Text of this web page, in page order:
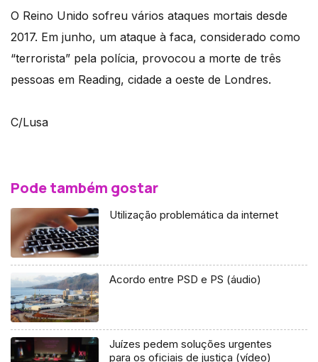
O Reino Unido sofreu vários ataques mortais desde
2017. Em junho, um ataque à faca, considerado como
“terrorista” pela polícia, provocou a morte de três
pessoas em Reading, cidade a oeste de Londres.
C/Lusa
Pode também gostar
Utilização problemática da internet
Acordo entre PSD e PS (áudio)
Juízes pedem soluções urgentes
para os oficiais de justiça (vídeo)